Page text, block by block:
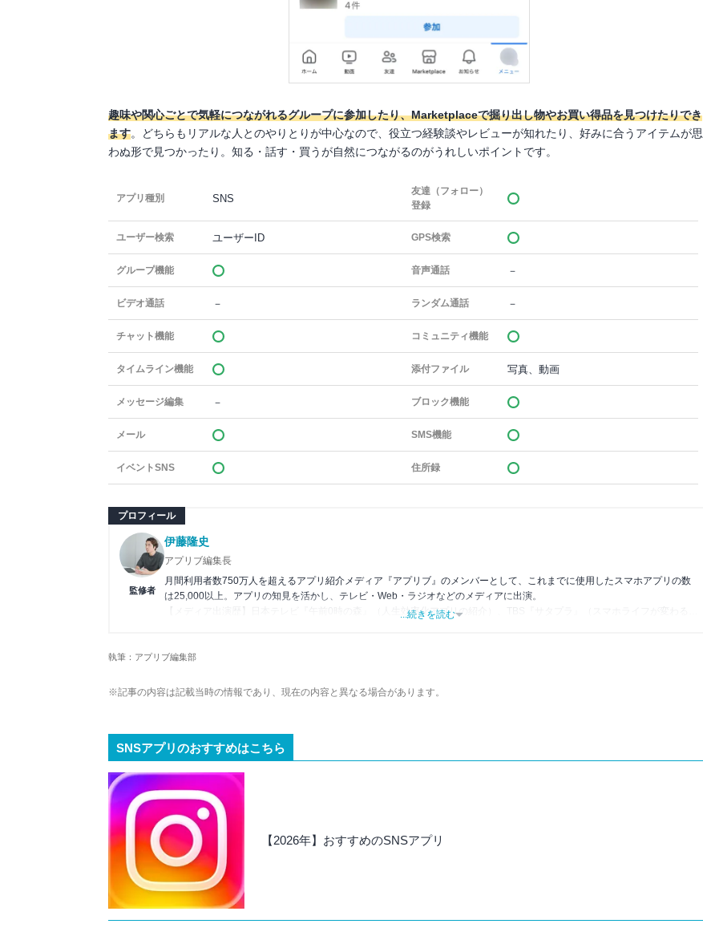
趣味や関心ごとで気軽につながれるグループに参加したり、Marketplaceで掘り出し物やお買い得品を見つけたりでき
ます。どちらもリアルな人とのやりとりが中心なので、役立つ経験談やレビューが知れたり、好みに合うアイテムが思
わぬ形で見つかったり。知る・話す・買うが自然につながるのがうれしいポイントです。
アプリ種別 SNS
友達（フォロー）
登録
ユーザー検索 ユーザーID GPS検索
グループ機能 音声通話 －
ビデオ通話 － ランダム通話 －
チャット機能 コミュニティ機能
タイムライン機能 添付ファイル 写真、動画
メッセージ編集 － ブロック機能
メール SMS機能
イベントSNS 住所録
プロフィール
監修者
伊藤隆史
アプリブ編集長
月間利用者数750万人を超えるアプリ紹介メディア『アプリブ』のメンバーとして、これまでに使用したスマホアプリの数
は25,000以上。アプリの知見を活かし、テレビ・Web・ラジオなどのメディアに出演。
【メディア出演歴】日本テレビ『午前0時の森』（人生効率化アプリの紹介）、TBS『サタプラ』（スマホライフが変わる神
Wikipedia
...続きを読む
執筆：アプリブ編集部
※記事の内容は記載当時の情報であり、現在の内容と異なる場合があります。
SNSアプリのおすすめはこちら
【2026年】おすすめのSNSアプリ